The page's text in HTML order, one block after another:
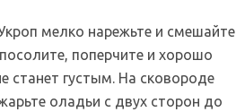
мелко нарежьте и смешайте
поперчите и хорошо
станет густым. На сковороде
оладьи с двух сторон до